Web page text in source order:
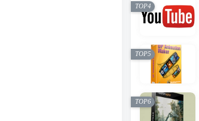
TOP4
TOP5
TOP6